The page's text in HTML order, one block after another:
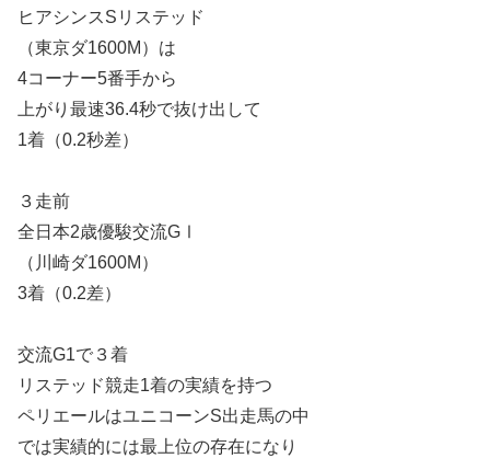
ヒアシンスSリステッド
（東京ダ1600M）は
4コーナー5番手から
上がり最速36.4秒で抜け出して
1着（0.2秒差）
３走前
全日本2歳優駿交流GⅠ
（川崎ダ1600M）
3着（0.2差）
交流G1で３着
リステッド競走1着の実績を持つ
ペリエールはユニコーンS出走馬の中
では実績的には最上位の存在になり